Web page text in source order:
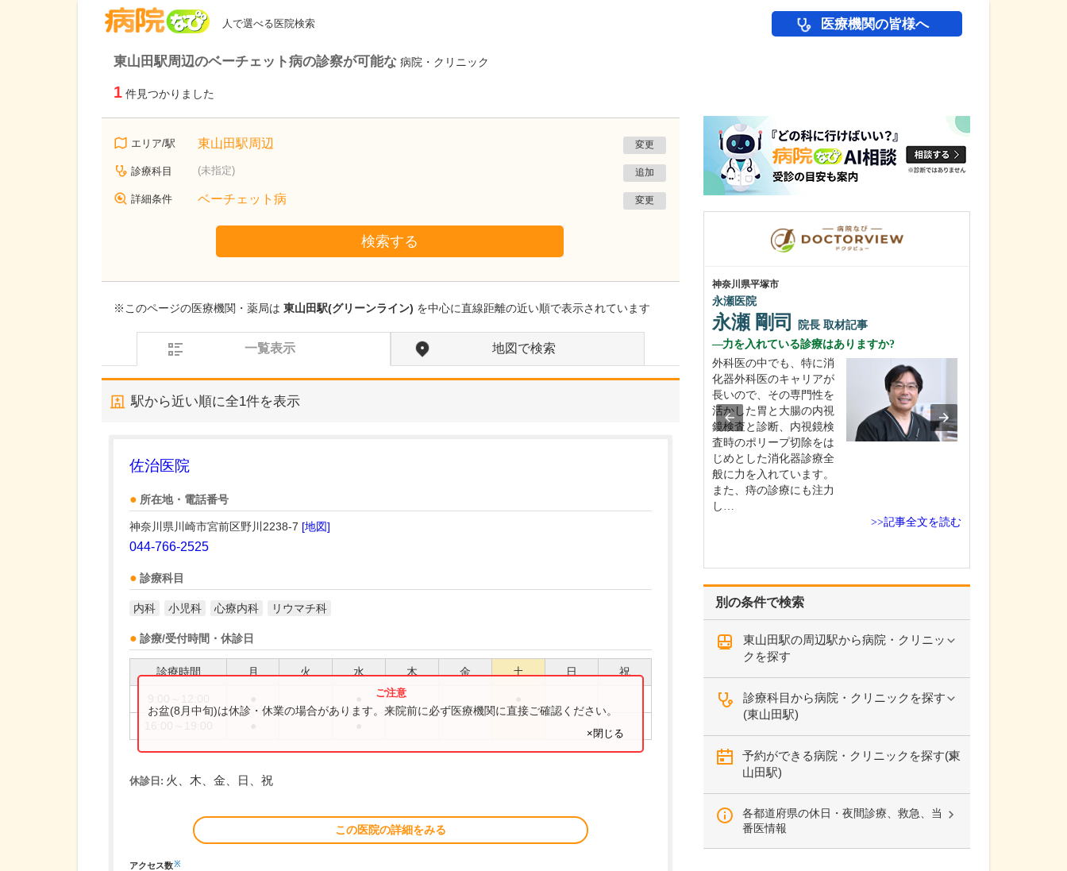
人で選べる医院検索 医療機関の皆様へ
東山田駅周辺のベーチェット病の診察が可能な 病院・クリニック
1 件見つかりました
エリア/駅 東山田駅周辺 変更
診療科目 (未指定) 追加
詳細条件 ベーチェット病 変更
検索する
※このページの医療機関・薬局は 東山田駅(グリーンライン) を中心に直線距離の近い順で表示されています
一覧表示 地図で検索
駅から近い順に全1件を表示
佐治医院
所在地・電話番号
神奈川県川崎市宮前区野川2238-7 [地図]
044-766-2525
診療科目
内科 小児科 心療内科 リウマチ科
診療/受付時間・休診日
診療時間 月 火 水 木 金 土 日 祝
お盆(8月中旬)は休診・休業の場合があります。来院前に必ず医療機関に直接ご確認ください。
×閉じる
休診日: 火、木、金、日、祝
この医院の詳細をみる
アクセス数※
別の条件で検索
東山田駅の周辺駅から病院・クリニッ
クを探す
診療科目から病院・クリニックを探す
(東山田駅)
予約ができる病院・クリニックを探す(東
山田駅)
各都道府県の休日・夜間診療、救急、当
番医情報
神奈川県平塚市
永瀬医院
永瀬 剛司 院長 取材記事
力を入れている診療はありますか?
外科医の中でも、特に消
化器外科医のキャリアが
長いので、その専門性を
活かした胃と大腸の内視
鏡検査と診断、内視鏡検
査時のポリープ切除をは
じめとした消化器診療全
般に力を入れています。
また、痔の診療にも注力
し…
>>記事全文を読む
神奈川県川崎市中原区
武蔵新城ブレストクリニック
クリニックの特徴や来院される患者さんについ
てお聞かせください。
乳がん検診や検査をメイ